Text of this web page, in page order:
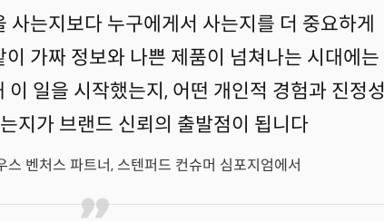
사는지보다 누구에게서 사는지를 더 중요하게
가짜 정보와 나쁜 제품이 넘쳐나는 시대에는
이 일을 시작했는지, 어떤 개인적 경험과 진정성
지가 브랜드 신뢰의 출발점이 됩니다
스 벤처스 파트너, 스텐퍼드 컨슈머 심포지엄에서